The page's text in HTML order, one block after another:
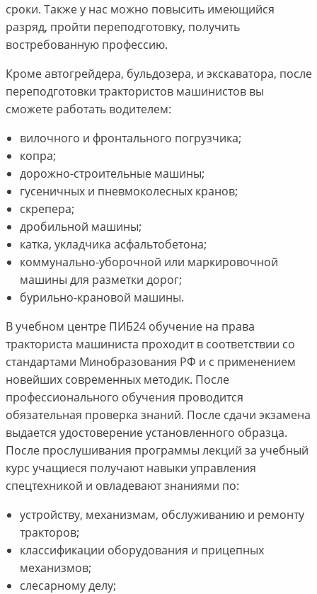
сроки. Также у нас можно повысить имеющийся
разряд, пройти переподготовку, получить
востребованную профессию.
Кроме автогрейдера, бульдозера, и экскаватора, после
переподготовки трактористов машинистов вы
сможете работать водителем:
вилочного и фронтального погрузчика;
копра;
дорожно-строительные машины;
гусеничных и пневмоколесных кранов;
скрепера;
дробильной машины;
катка, укладчика асфальтобетона;
коммунально-уборочной или маркировочной
машины для разметки дорог;
бурильно-крановой машины.
В учебном центре ПИБ24 обучение на права
тракториста машиниста проходит в соответствии со
стандартами Минобразования РФ и с применением
новейших современных методик. После
профессионального обучения проводится
обязательная проверка знаний. После сдачи экзамена
выдается удостоверение установленного образца.
После прослушивания программы лекций за учебный
курс учащиеся получают навыки управления
спецтехникой и овладевают знаниями по:
устройству, механизмам, обслуживанию и ремонту
тракторов;
классификации оборудования и прицепных
механизмов;
слесарному делу;